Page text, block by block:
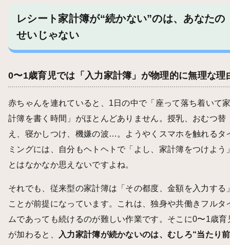
レシート家計簿が“続かない”のは、あなたの
せいじゃない
0〜1歳育児では「入力家計簿」が物理的に無理な理
赤ちゃんを連れていると、1日の中で「座って落ち着いて
計簿を書く時間」がほとんどありません。授乳、おむつ替
え、寝かしつけ、機嫌の波…。ようやくスマホを触れるタ
ミングには、自分もヘトヘトで「よし、家計簿をつけよう
とはなかなか思えないですよね。
それでも、従来型の家計簿は「その都度、金額を入力する
ことが前提になっています。これは、独身や共働きフルタ
ムであっても続けるのが難しい作業です。そこに0〜1歳育
が加わると、
入力家計簿が続かないのは、むしろ“当たり前